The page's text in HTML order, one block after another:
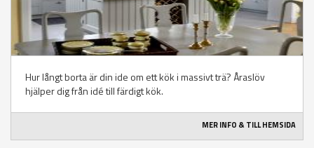
Hur långt borta är din ide om ett kök i massivt trä? Åraslöv
hjälper dig från idé till färdigt kök.
MER INFO & TILL HEMSIDA